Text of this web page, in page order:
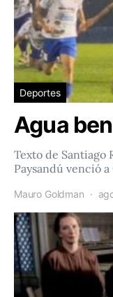
Deportes
Agua
Texto de Santiago
Paysandú venció
Mauro Goldman